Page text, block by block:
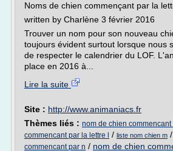
Noms de chien commençant par la
written by Charlène 3 février 2016
Trouver un nom pour son nouveau
toujours évident surtout lorsque nous
de respecter le calendrier du LOF.
place en 2016 à...
Lire la suite
Site : http://www.animaniacs.fr
Thèmes liés : nom de chien commencant
commencant par la lettre l
/ liste nom chien m /
commencant par n / nom de chien